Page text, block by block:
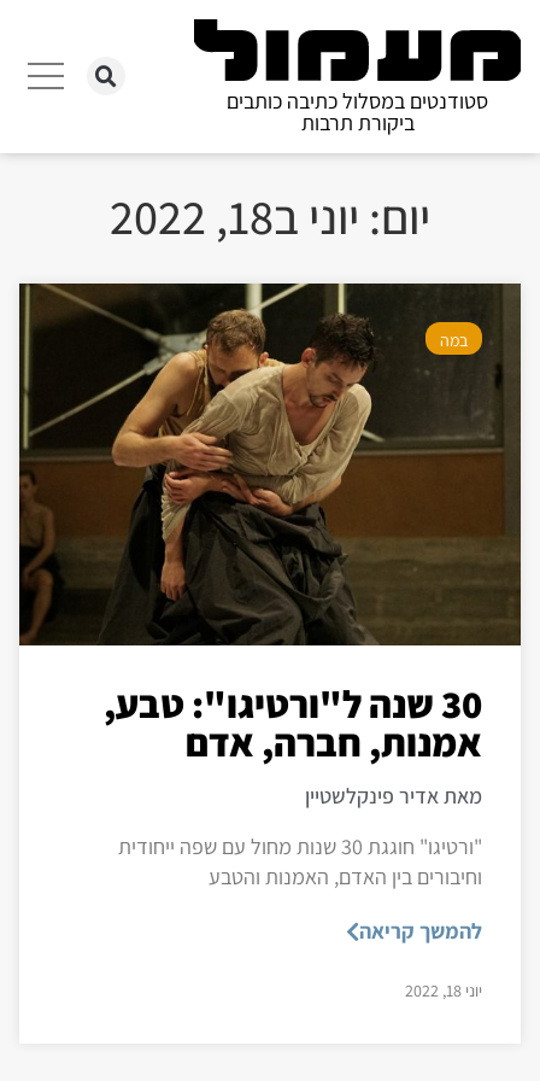
סטודנטים במסלול כתיבה כותבים
ביקורת תרבות
יום: יוני ב18, 2022
במה
30 שנה ל"ורטיגו": טבע,
אמנות, חברה, אדם
מאת אדיר פינקלשטיין
"ורטיגו" חוגגת 30 שנות מחול עם שפה ייחודית
וחיבורים בין האדם, האמנות והטבע
להמשך קריאה
יוני 18, 2022